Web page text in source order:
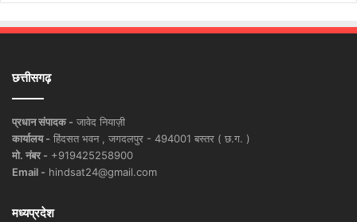
छत्तीसगढ़
प्रधान संपादक - जावेद नियाज़ी
कार्यालय - हिंदसत भवन , जगदलपुर - 494001 बस्तर ( छ.ग. )
मो. नंबर - +919425258900
Email - hindsat24@gmail.com
मध्यप्रदेश